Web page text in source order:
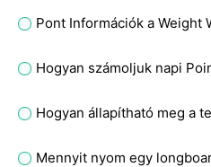
Pont Információk a Weight
Mennyit nyom egy